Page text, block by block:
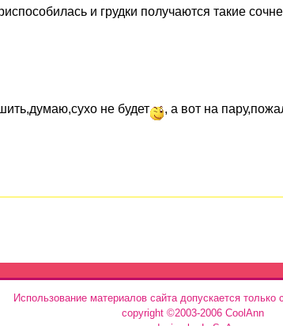
и грудки получаются такие
не будет
, а вот на
Использование материалов сайта допускается только
copyright ©2003-2006 CoolAnn